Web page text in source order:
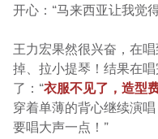
开心：“马来西亚让我觉
王力宏果然很兴奋，在
掉、拉小提琴！结果在
了：“衣服不见了，造型
穿着单薄的背心继续演
要唱大声一点！”